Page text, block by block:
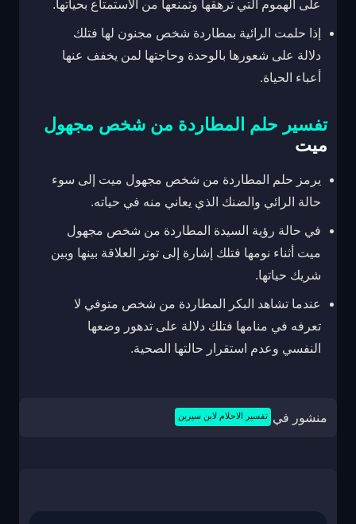
على الهموم التي ترهقها وتمنعها من الاستمتاع بحياتها.
إذا حلمت الرائية بمطاردة شخص مجنون لها فتلك
دلالة على شعورها بالوحدة وحاجتها لمن يخفف عنها
أعباء الحياة.
تفسير حلم المطاردة من شخص مجهول
ميت
يرمز حلم المطاردة من شخص مجهول ميت إلى سوء
حالة الرائي والضنك الذي يعاني منه في حياته.
في حالة رؤية السيدة المطاردة من شخص مجهول
ميت أثناء نومها فتلك إشارة إلى توتر العلاقة بينها وبين
شريك حياتها.
عندما تشاهد البكر المطاردة من شخص متوفي لا
تعرفه في منامها فتلك دلالة على تدهور وضعها
النفسي وعدم استقرار حالتها الصحية.
منشور في تفسير الاحلام لابن سيرين